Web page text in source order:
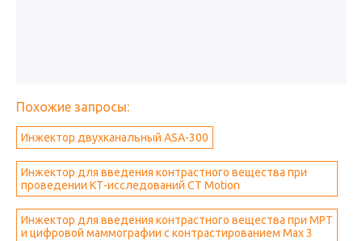
Похожие запросы:
Инжектор двухканальный ASA-300
Инжектор для введения контрастного вещества при
проведении КТ-исследований CT Motion
Инжектор для введения контрастного вещества при МРТ
и цифровой маммографии с контрастированием Max 3